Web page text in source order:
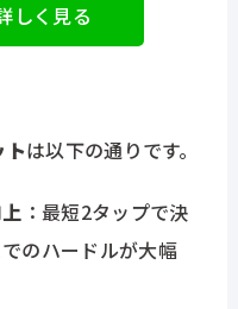
しく見る
は以下の通りです。
：最短2タップで決
のハードルが大幅